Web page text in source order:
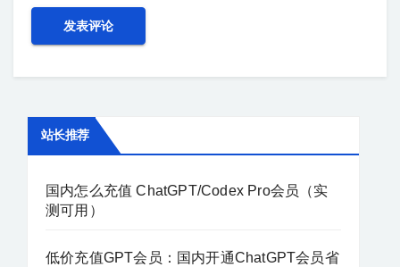
站长推荐
国内怎么充值 ChatGPT/Codex Pro会员（实
测可用）
低价充值GPT会员：国内开通ChatGPT会员省